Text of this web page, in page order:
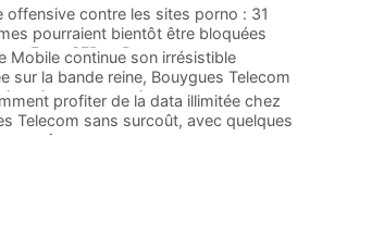
offensive contre les sites porno : 31
pourraient bientôt être bloquées
Free, SFR et Bouygues
Mobile continue son irrésistible
sur la bande reine, Bouygues Telecom
jamais sous pression
profiter de la data illimitée chez
Telecom sans surcoût, avec quelques